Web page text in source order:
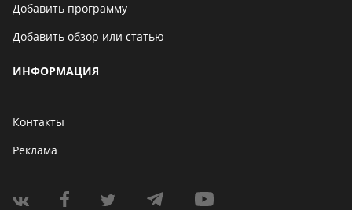
Добавить программу
Добавить обзор или статью
ИНФОРМАЦИЯ
Контакты
Реклама